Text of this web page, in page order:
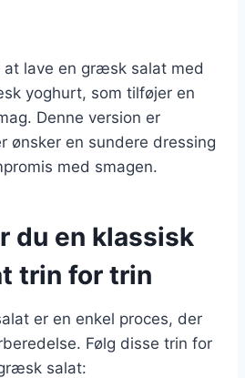
at lave en græsk salat med
yoghurt, som tilføjer en
Denne version er
ønsker en sundere dressing
med smagen.
du en klassisk
trin for trin
er en enkel proces, der
Følg disse trin for
salat: